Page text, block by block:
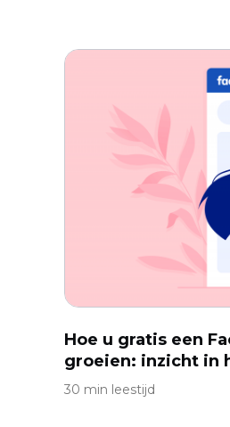
Hoe u gratis een
groeien: inzicht in
30 min leestijd